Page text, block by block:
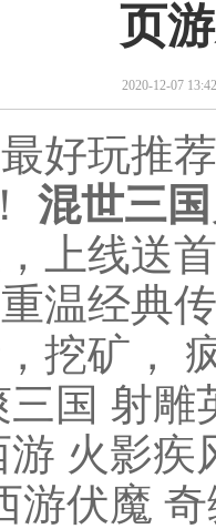
页
2020-12-07
好玩推
混世三国
上线送
温经典
挖矿，
国 射
火影疾
游伏魔